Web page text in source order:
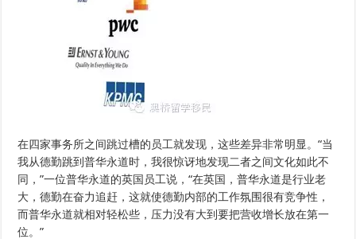
在四家事务所之间跳过槽的员工就发现，这些差异非常明显。“当
我从德勤跳到普华永道时，我很惊讶地发现二者之间文化如此不
同，”一位普华永道的英国员工说，“在英国，普华永道是行业老
大，德勤在奋力追赶，这就使德勤内部的工作氛围很有竞争性，
而普华永道就相对轻松些，压力没有大到要把营收增长放在第一
位。”